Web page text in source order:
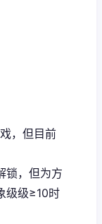
，但目前
锁，但为方
级级≥10时